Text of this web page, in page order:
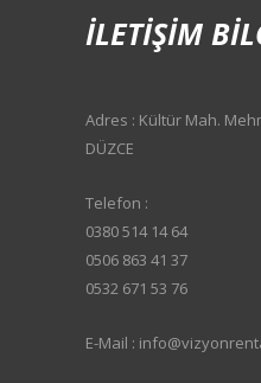
İLETIŞIM
Adres : Kültür Mah.
DÜZCE
Telefon :
0380 514 14 64
0506 863 41 37
0532 671 53 76
E-Mail :